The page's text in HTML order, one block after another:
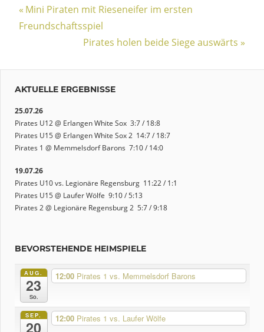
Beitragsnavigation
Vorheriger
Beitrag:
Mini Piraten mit Rieseneifer im ersten
Freundschaftsspiel
Nächster
Pirates holen beide Siege auswärts
AKTUELLE ERGEBNISSE
25.07.26
Pirates U12 @ Erlangen White Sox 3:7 / 18:8
Pirates U15 @ Erlangen White Sox 2 14:7 / 18:7
Pirates 1 @ Memmelsdorf Barons 7:10 / 14:0
19.07.26
Pirates U10 vs. Legionäre Regensburg 11:22 / 1:1
Pirates U15 @ Laufer Wölfe 9:10 / 5:13
Pirates 2 @ Legionäre Regensburg 2 5:7 / 9:18
BEVORSTEHENDE HEIMSPIELE
AUG.
23
So.
12:00 Pirates 1 vs. Memmelsdorf Barons
SEP.
20
12:00 Pirates 1 vs. Laufer Wölfe